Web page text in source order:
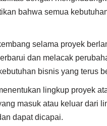
bahwa semua
selama proyek
dan melacak
bisnis yang terus
lingkup proyek
masuk atau keluar dari
dapat dicapai.